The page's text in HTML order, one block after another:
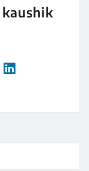
kaushik